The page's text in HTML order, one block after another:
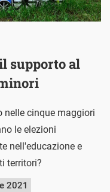
supporto al
nelle cinque maggiori
le elezioni
nell'educazione e
territori?
2021